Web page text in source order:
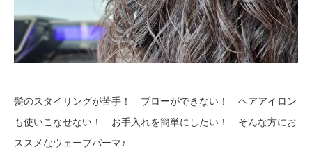
髪のスタイリングが苦手！ ブローができない！ ヘアアイロン
も使いこなせない！ お手入れを簡単にしたい！ そんな方にお
ススメなウェーブパーマ♪